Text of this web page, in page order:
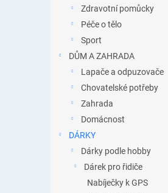
Zdravotní pomůcky
Péče o tělo
Sport
DŮM A ZAHRADA
Lapače a odpuzovače
Chovatelské potřeby
Zahrada
Domácnost
DÁRKY
Dárky podle hobby
Dárek pro řidiče
Nabíječky k GPS